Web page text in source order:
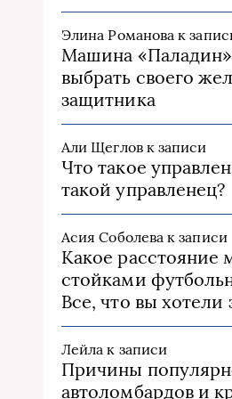
Элина Романова к
Машина
выбрать своего
защитника
Али Щегловк записи
Что такое
такой управленец?
Асия Соболева к записи
Какое расстояние
стойками
Все, что вы хотели
Лейла к записи
Причины
автоломбардов и